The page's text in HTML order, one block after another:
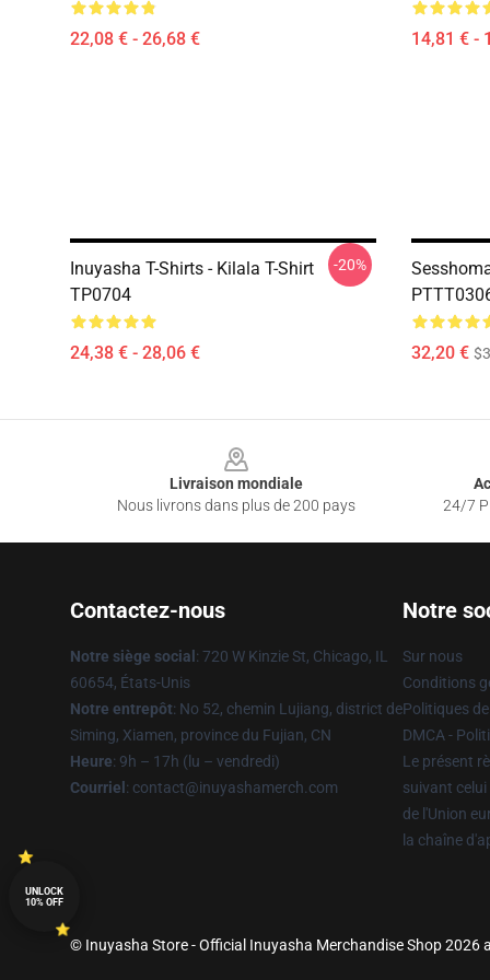
22,08 € - 26,68 € 14,81 € -
Inuyasha T-Shirts - Kilala T-Shirt
TP0704
24,38 € - 28,06 €
-20%
32,20 €
Livraison mondiale
Nous livrons dans plus de 200 pays
24/7
Contactez-nous
Notre siège social : 720 W Kinzie St, Chicago, IL
60654, États-Unis
Notre entrepôt: No 52, chemin Lujiang, district de
Siming, Xiamen, province du Fujian, CN
Heure: 9h – 17h (lu – vendredi)
Courriel : contact@inuyashamerch.com
Notre
Sur nous
Conditions
Politiques
DMCA -
Le présent
suivant
de l'Union
la chaîne
© Inuyasha Store - Official Inuyasha Merchandise Shop 2026
UNLOCK
10% OFF